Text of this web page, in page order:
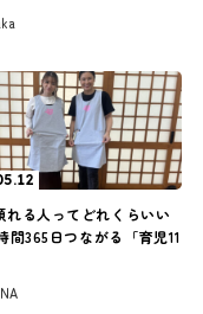
れる人ってどれくらいい
間365日つながる「育児11